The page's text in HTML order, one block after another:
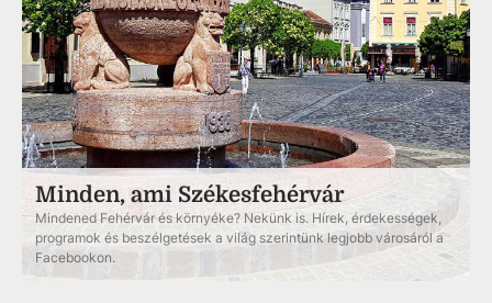
Minden, ami Székesfehérvár
Mindened Fehérvár és környéke? Nekünk is. Hírek, érdekességek,
programok és beszélgetések a világ szerintünk legjobb városáról a
Facebookon.